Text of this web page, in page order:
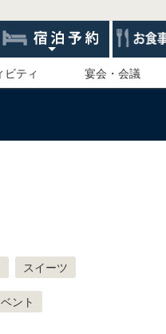
ビティ 宴会・会議
スイーツ
ント